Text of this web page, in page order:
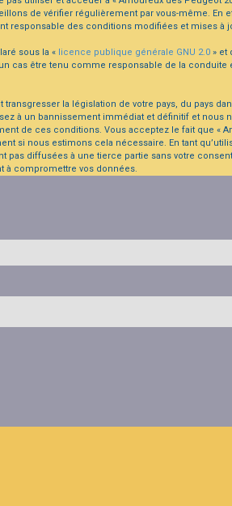
de vérifier régulièrement par vous-même. En
responsable des conditions modifiées et mises à
sous la « licence publique générale GNU 2.0 » et
cas être tenu comme responsable de la conduite
la législation de votre pays, du pays
à un bannissement immédiat et définitif et nous
de ces conditions. Vous acceptez le fait que «
si nous estimons cela nécessaire. En tant
diffusées à une tierce partie sans votre
à compromettre vos données.